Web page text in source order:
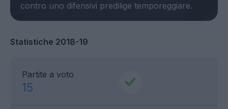
Statistiche 2018-19
Partite a voto
15